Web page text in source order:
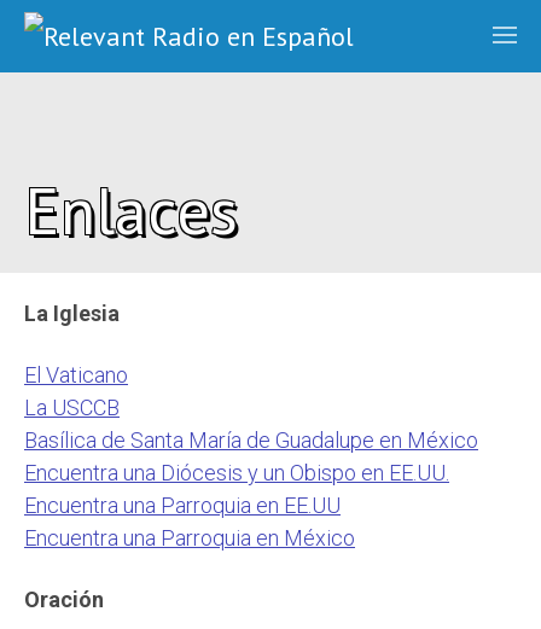
Enlaces
La Iglesia
El Vaticano
La USCCB
Basílica de Santa María de Guadalupe en México
Encuentra una Diócesis y un Obispo en EE.UU.
Encuentra una Parroquia en EE.UU
Encuentra una Parroquia en México
Oración